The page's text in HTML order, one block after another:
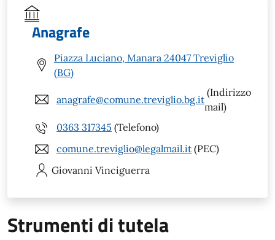
Anagrafe
Piazza Luciano, Manara 24047 Treviglio
(BG)
anagrafe@comune.treviglio.bg.it
(Indirizzo
mail)
0363 317345 (Telefono)
comune.treviglio@legalmail.it (PEC)
Giovanni Vinciguerra
Strumenti di tutela